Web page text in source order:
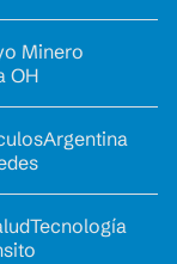
Minero
OH
Argentina
Tecnología